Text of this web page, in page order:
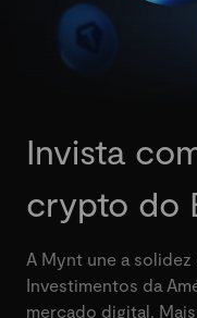
Invista
crypto do
A Mynt une a
Investimentos da
mercado digital.